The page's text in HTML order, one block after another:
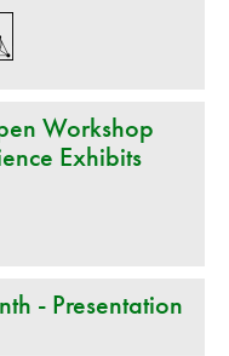
Workshop
Exhibits
- Presentation